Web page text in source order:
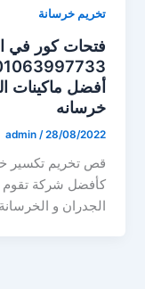
تخريم خرسانة
فتحات كور في
أفضل ماكينات
خرسانه
admin /28/08/2022
قص تخريم تكسير
كأفضل شركة تقوم
الجدران و